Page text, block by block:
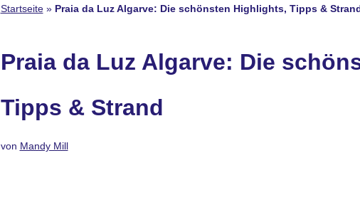
Startseite» Praia da Luz Algarve: Die schönsten Highlights, Tipps &
Praia da Luz Algarve: Die
Tipps & Strand
von Mandy Mill